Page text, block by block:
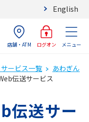
English
店舗・ATM ログオン メニュー
ービス一覧
あわぎん
伝送サービス
伝送サー